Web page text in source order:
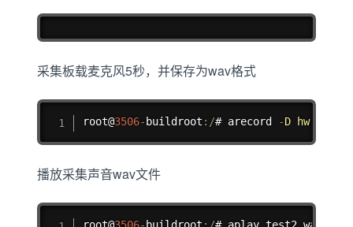
采集板载麦克风5秒，并保存为wav格式
root@3506- buildroot : /# arecord -D hw:
播放采集声音wav文件
root@3506- buildroot : /# aplay test2 wav